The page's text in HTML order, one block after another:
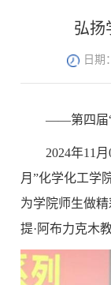
弘扬
日期
——第四届“
2024年11
月”化学化工学
为学院师生做
提·阿布力克木